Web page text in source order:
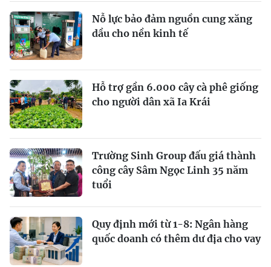
Nỗ lực bảo đảm nguồn cung xăng
dầu cho nền kinh tế
Hỗ trợ gần 6.000 cây cà phê giống
cho người dân xã Ia Krái
Trường Sinh Group đấu giá thành
công cây Sâm Ngọc Linh 35 năm
tuổi
Quy định mới từ 1-8: Ngân hàng
quốc doanh có thêm dư địa cho vay